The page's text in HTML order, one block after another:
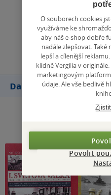
Zobrazit
Další knihy autora
O souborech cookies
využíváme ke
aby náš e-shop dobře
nadále zlepšovat.
lepší a cílenější
klidně Vergilia v
marketingovým
údaje. Ale vše bedlivě
Povolit